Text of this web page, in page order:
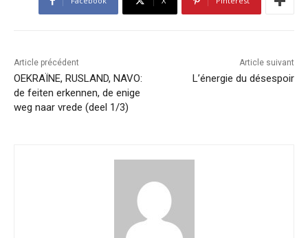
Article précédent
OEKRAÏNE, RUSLAND, NAVO:
de feiten erkennen, de enige
weg naar vrede (deel 1/3)
Article suivant
L’énergie du désespoir